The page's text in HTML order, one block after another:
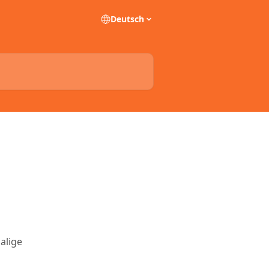
Deutsch